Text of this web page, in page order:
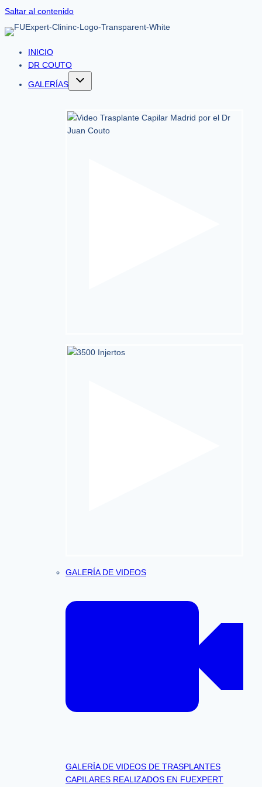
Saltar al contenido
INICIO
DR COUTO
GALERÍAS
GALERÍA DE VIDEOS
GALERÍA DE VIDEOS DE TRASPLANTES
CAPILARES REALIZADOS EN FUEXPERT